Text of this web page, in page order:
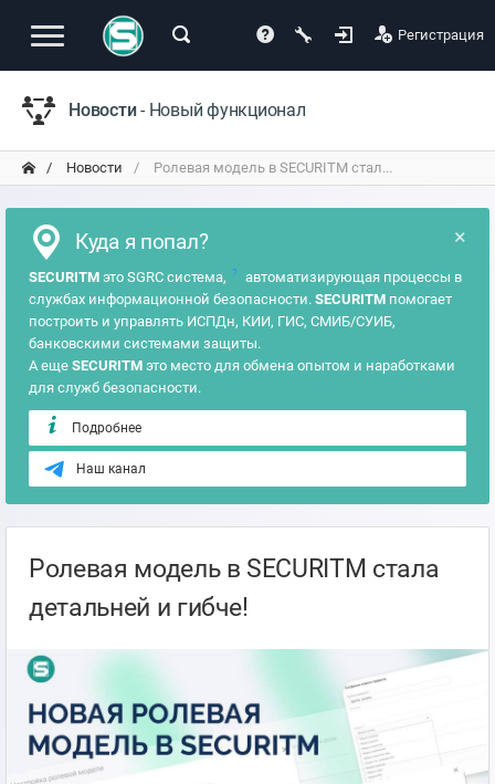
Регистрация
Новости- Новый функционал
Новости Ролевая модель в SECURITM стал...
×
Куда я попал?
SECURITM это SGRC система, ?
автоматизирующая процессы в
службах информационной безопасности. SECURITM помогает
построить и управлять ИСПДн, КИИ, ГИС, СМИБ/СУИБ,
банковскими системами защиты.
А еще SECURITM это место для обмена опытом и наработками
для служб безопасности.
Подробнее
Наш канал
Ролевая модель в SECURITM стала
детальней и гибче!